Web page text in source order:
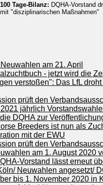
100 Tage-Bilanz: DQHA-Vorstand
mit "disziplinarischen Maßnahmen"
am 21. April
- jetzt wird die
verstoßen": Das LfL
prüft den
jährlich
DQHA zur
Breeders ist nun als
mit der EWU
prüft den
am 1. August 2020
Vorstand lässt erneut
Neuwahlen angesetzt/
bis 1. November 2020 in